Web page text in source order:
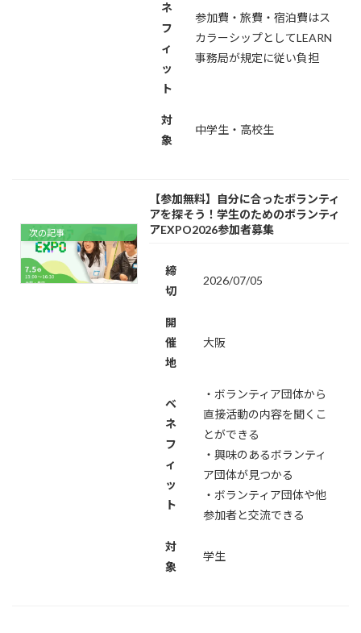
ネ
フ
ィ
ッ
ト
参加費・旅費・宿泊費はス
カラーシップとしてLEARN
事務局が規定に従い負担
対
象
中学生・高校生
次の記事
【参加無料】自分に合ったボランティ
アを探そう！学生のためのボランティ
アEXPO2026参加者募集
締
切
2026/07/05
開
催
地
大阪
ベ
ネ
フ
ィ
ッ
ト
・ボランティア団体から
直接活動の内容を聞くこ
とができる
・興味のあるボランティ
ア団体が見つかる
・ボランティア団体や他
参加者と交流できる
対
象
学生